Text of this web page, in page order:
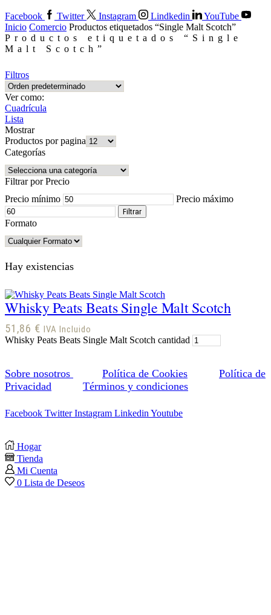
Facebook Twitter Instagram Lindkedin
YouTube
Inicio Comercio Productos etiquetados “Single Malt Scotch”
Productos etiquetados “Single
Malt Scotch”
Filtros
Ver como:
Cuadrícula
Lista
Mostrar
Productos por pagina
Categorías
Filtrar por Precio
Precio mínimo
Precio máximo
Filtrar
Formato
Hay existencias
Whisky Peats Beats Single Malt Scotch
51,86 € IVA Incluido
Whisky Peats Beats Single Malt Scotch cantidad
Sobre nosotros Política de Cookies
Política de
Privacidad
Términos y condiciones
Facebook Twitter Instagram LinkedinYoutube
Hogar
Tienda
Mi Cuenta
0 Lista de Deseos